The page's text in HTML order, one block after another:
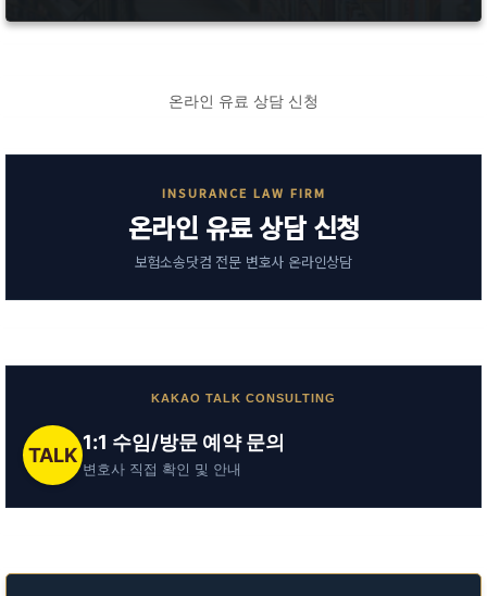
온라인 유료 상담 신청
INSURANCE LAW FIRM
온라인 유료 상담 신청
보험소송닷컴 전문 변호사 온라인상담
KAKAO TALK CONSULTING
TALK
1:1 수임/방문 예약 문의
변호사 직접 확인 및 안내